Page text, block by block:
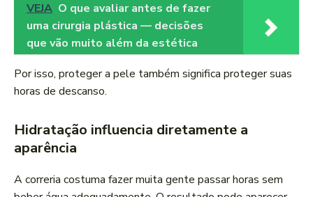
VEJA O que avaliar antes de fazer
uma cirurgia plástica — decisões
que vão muito além da estética
Por isso, proteger a pele também significa proteger suas
horas de descanso.
Hidratação influencia diretamente a
aparência
A correria costuma fazer muita gente passar horas sem